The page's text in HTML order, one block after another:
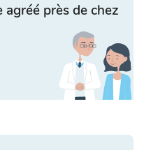
près de chez